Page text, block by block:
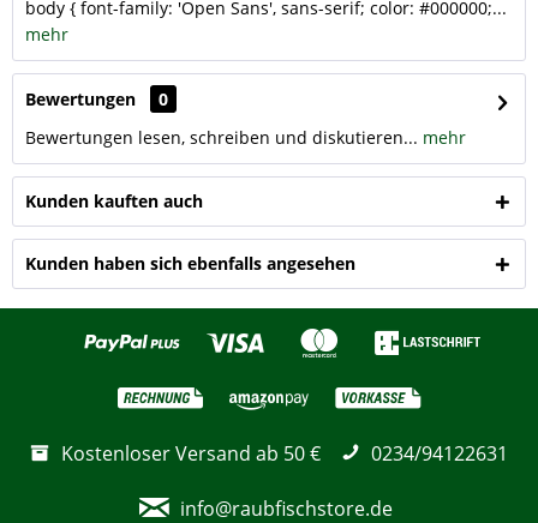
body { font-family: 'Open Sans', sans-serif; color: #000000;...
mehr
Bewertungen
0
Bewertungen lesen, schreiben und diskutieren... mehr
Kunden kauften auch
Kunden haben sich ebenfalls angesehen
Kostenloser Versand ab 50 € 0234/94122631
info@raubfischstore.de